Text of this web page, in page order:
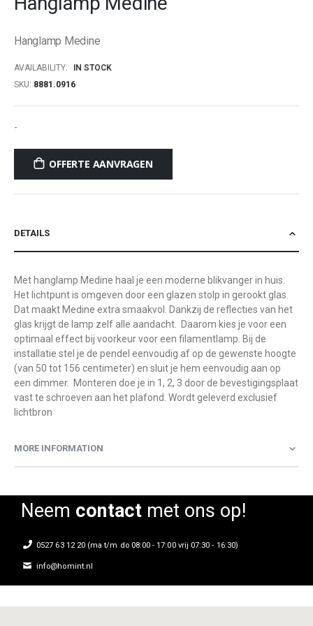
beginning
the
gallery
Hanglamp Medine
AVAILABILITY:
IN STOCK
SKU 8881.0916
-
OFFERTE AANVRAGEN
DETAILS
Met hanglamp Medine haal je een moderne blikvanger in huis.
Het lichtpunt is omgeven door een glazen stolp in gerookt glas.
Dat maakt Medine extra smaakvol. Dankzij de reflecties van het
glas krijgt de lamp zelf alle aandacht. Daarom kies je voor een
optimaal effect bij voorkeur voor een filamentlamp. Bij de
installatie stel je de pendel eenvoudig af op de gewenste hoogte
(van 50 tot 156 centimeter) en sluit je hem eenvoudig aan op
een dimmer. Monteren doe je in 1, 2, 3 door de bevestigingsplaat
vast te schroeven aan het plafond. Wordt geleverd exclusief
lichtbron
MORE INFORMATION
Neem contactmet ons op!
0527 63 12 20 (ma t/m do 08:00 - 17:00 vrij 07:30 - 16:30)
info@homint.nl